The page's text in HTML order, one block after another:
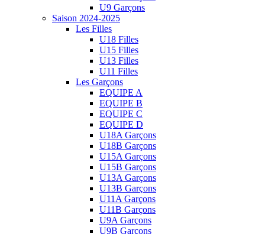
U9 Garçons
Saison 2024-2025
Les Filles
U18 Filles
U15 Filles
U13 Filles
U11 Filles
Les Garçons
EQUIPE A
EQUIPE B
EQUIPE C
EQUIPE D
U18A Garçons
U18B Garçons
U15A Garçons
U15B Garçons
U13A Garçons
U13B Garçons
U11A Garçons
U11B Garçons
U9A Garçons
U9B Garçons